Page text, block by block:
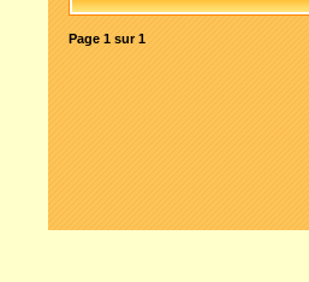
Page 1 sur1